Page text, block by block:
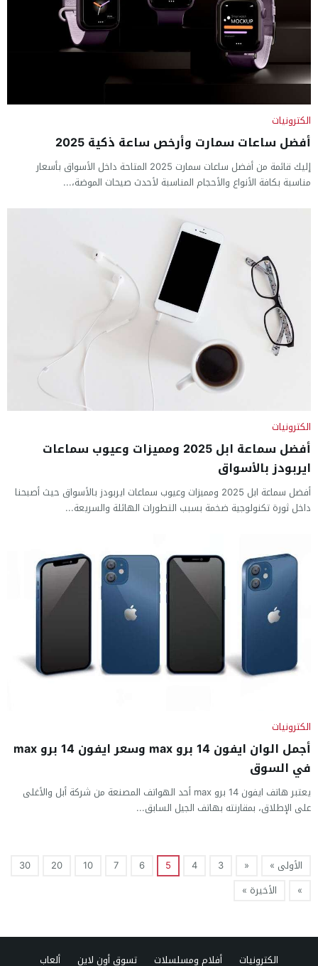
الكترونيات
أفضل ساعات سمارت وأرخص ساعة ذكية 2025
إليك قائمة من أفضل ساعات سمارت 2025 المتاحة داخل الأسواق بأسعار
مناسبة بكافة الأنواع والأحجام المناسبة لأحدث صيحات الموضة،...
الكترونيات
أفضل سماعة ابل 2025 ومميزات وعيوب سماعات
ايربودز بالأسواق
أفضل سماعة ابل 2025 ومميزات وعيوب سماعات ايربودز بالأسواق حيث أصبحنا
داخل ثورة تكنولوجية ضخمة بسبب التطورات الهائلة والسريعة...
الكترونيات
أجمل الوان ايفون 14 برو max وسعر ايفون 14 برو max
في السوق
يعتبر هاتف ايفون 14 برو max أحد الهواتف المصنعة من شركة أبل والأغلى
على الإطلاق، بمقارنته بهاتف الجيل السابق...
الأولى » «
3
4
5
6
7
10
20
30
»
الأخيرة »
الكترونيات أفلام ومسلسلات تسوق أون لاين ألعاب